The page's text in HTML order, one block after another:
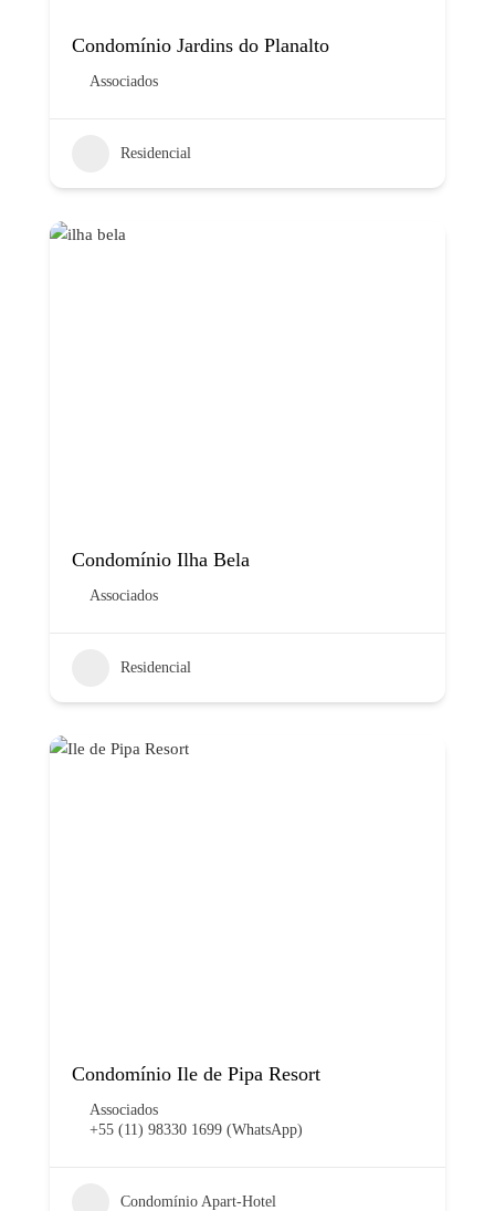
Condomínio Jardins do Planalto
Associados
Residencial
Condomínio Ilha Bela
Associados
Residencial
Condomínio Ile de Pipa Resort
Associados
+55 (11) 98330 1699 (WhatsApp)
Condomínio Apart-Hotel